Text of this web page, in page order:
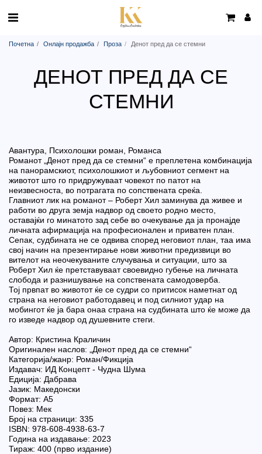
Почетна Онлајн продажба Проза Денот пред да се стемни
ДЕНОТ ПРЕД ДА СЕ
СТЕМНИ
Авантура, Психолошки роман, Романса
Романот „Денот пред да се стемни“ е преплетена комбинација
на панорамскиот, психолошкиот и љубовниот сегмент на
животот што го придружуваат човекот по патот на
неизвесноста, во потрагата по сопствената среќа.
Главниот лик на романот – Роберт Хил заминува да живее и
работи во друга земја надвор од своето родно место,
оставајќи го минатото зад себе во очекување да ја пронајде
личната афирмација на професионален и приватен план.
Сепак, судбината не се одвива според неговиот план, таа има
свој начин на презентирање нови животни предизвици во
вителот на неочекуваните случувања и ситуации, што за
Роберт Хил ќе претставуваат своевидно губење на личната
слобода и разнишување на сопствената самодоверба.
Тој првпат во животот ќе се судри со притисок наметнат од
страна на неговиот работодавец и под силниот удар на
мобингот ќе ја бара онаа страна на судбината што ќе може да
го изведе надвор од душевните стеги.
Автор: Кристина Краличин
Оригинален наслов: „Денот пред да се стемни“
Категорија/жанр: Роман/Фикција
Издавач: ИД Концепт - Чудна Шума
Едиција: Дабрава
Јазик: Македонски
Формат: А5
Повез: Мек
Број на страници: 335
ISBN: 978-608-4938-63-7
Година на издавање: 2023
Тираж: 400 (прво издание)